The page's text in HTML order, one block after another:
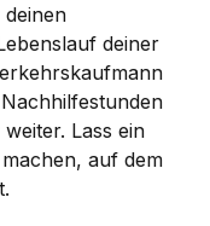
deiner
Lass ein
auf dem